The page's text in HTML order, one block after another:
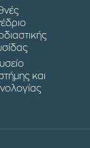
και